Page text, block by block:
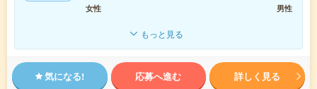
女性
男性
もっと見る
気になる! 応募へ進む 詳しく見る